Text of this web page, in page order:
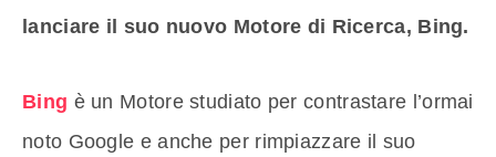
lanciare il suo nuovo Motore di Ricerca, Bing.
Bing è un Motore studiato per contrastare l’ormai
noto Google e anche per rimpiazzare il suo